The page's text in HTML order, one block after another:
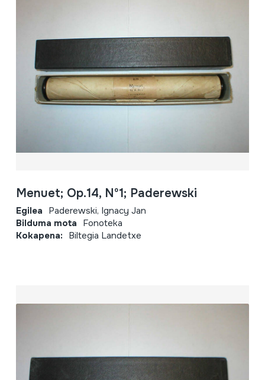
Menuet; Op.14, Nº1; Paderewski
Egilea Paderewski, Ignacy Jan
Bilduma mota Fonoteka
Kokapena: Biltegia Landetxe